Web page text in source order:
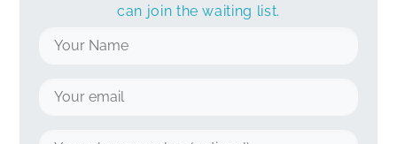
can join the waiting list.